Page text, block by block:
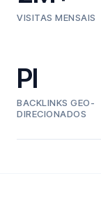
VISITAS MENSAIS
PI
BACKLINKS GEO-
DIRECIONADOS